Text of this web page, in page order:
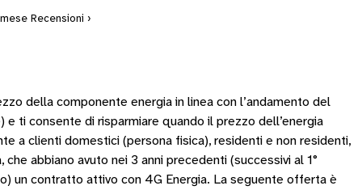
Recensioni ›
della componente energia in linea con l’andamento del
ti consente di risparmiare quando il prezzo dell’energia
a clienti domestici (persona fisica), residenti e non residenti,
abbiano avuto nei 3 anni precedenti (successivi al 1°
un contratto attivo con 4G Energia. La seguente offerta è